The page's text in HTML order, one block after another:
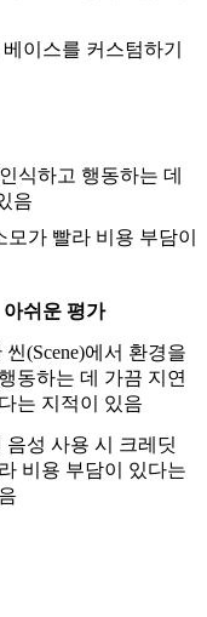
이스를 커스텀하기
식하고 행동하는 데
음
가 빨라 비용 부담이
아쉬운 평가
씬(Scene)에서 환경을
동하는 데 가끔 지연
는 지적이 있음
음성 사용 시 크레딧
비용 부담이 있다는